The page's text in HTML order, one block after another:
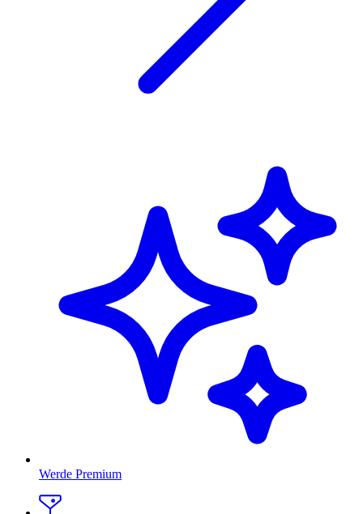
Werde Premium